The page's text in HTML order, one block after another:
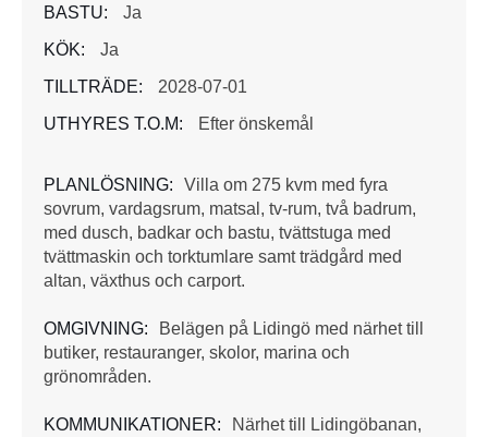
BASTU:
Ja
KÖK:
Ja
TILLTRÄDE:
2028-07-01
UTHYRES T.O.M:
Efter önskemål
PLANLÖSNING:
Villa om 275 kvm med fyra
sovrum, vardagsrum, matsal, tv-rum, två badrum,
med dusch, badkar och bastu, tvättstuga med
tvättmaskin och torktumlare samt trädgård med
altan, växthus och carport.
OMGIVNING:
Belägen på Lidingö med närhet till
butiker, restauranger, skolor, marina och
grönområden.
KOMMUNIKATIONER:
Närhet till Lidingöbanan,